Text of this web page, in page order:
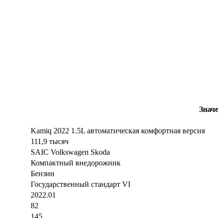
Kamiq 2022 1.5L автоматическая комфортная версия
111,9 тысяч
SAIC Volkswagen Skoda
Компактный внедорожник
Бензин
Государственный стандарт VI
2022.01
82
145